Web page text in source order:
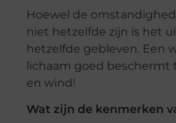
Hoewel de
niet hetzelfde zijn is het
hetzelfde gebleven. Een
lichaam goed beschermt
en wind!
Wat zijn de kenmerken